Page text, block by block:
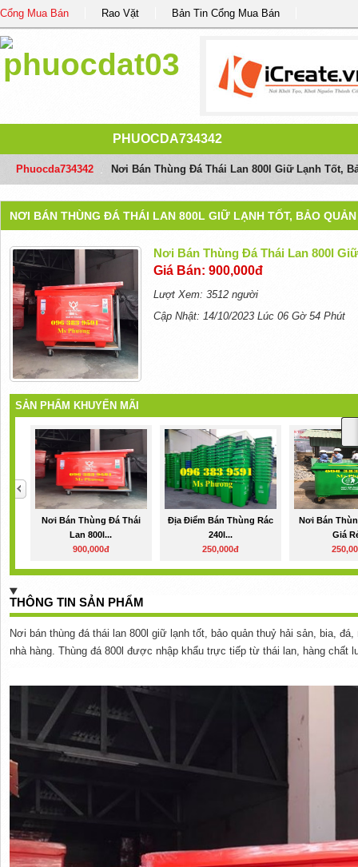
Cổng Mua Bán Rao Vặt Bản Tin Cổng Mua Bán
PHUOCDA734342
Phuocda734342 Nơi Bán Thùng Đá Thái Lan 800l Giữ Lạnh Tốt,
NƠI BÁN THÙNG ĐÁ THÁI LAN 800L GIỮ LẠNH TỐT, BẢO
Nơi Bán Thùng Đá Thái Lan 800l
Giá Bán: 900,000đ
Lượt Xem: 3512 người
Cập Nhật: 14/10/2023 Lúc 06 Gờ 54 Phút
SẢN PHẨM KHUYẾN MÃI
Nơi Bán Thùng Đá Thái
Lan 800l...
900,000đ
Địa Điểm Bán Thùng Rác
240l...
250,000đ
Nơi Bán
Giá
THÔNG TIN SẢN PHẨM
Nơi bán thùng đá thái lan 800l giữ lạnh tốt, bảo quản thuỷ hải sản, bia,
nhà hàng. Thùng đá 800l được nhập khẩu trực tiếp từ thái lan, hàng chất